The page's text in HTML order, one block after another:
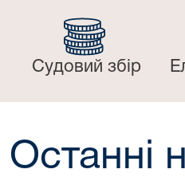
Судовий збір
Останні